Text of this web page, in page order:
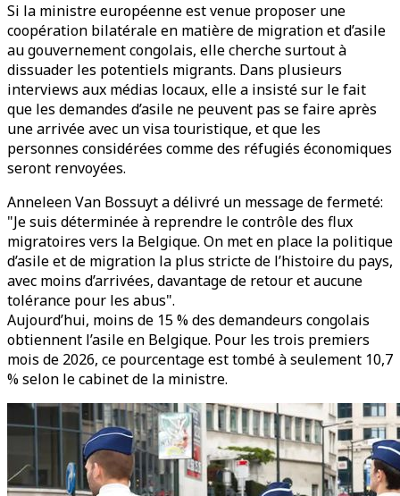
Si la ministre européenne est venue proposer une
coopération bilatérale en matière de migration et d’asile
au gouvernement congolais, elle cherche surtout à
dissuader les potentiels migrants. Dans plusieurs
interviews aux médias locaux, elle a insisté sur le fait
que les demandes d’asile ne peuvent pas se faire après
une arrivée avec un visa touristique, et que les
personnes considérées comme des réfugiés économiques
seront renvoyées.
Anneleen Van Bossuyt a délivré un message de fermeté:
"Je suis déterminée à reprendre le contrôle des flux
migratoires vers la Belgique. On met en place la politique
d’asile et de migration la plus stricte de l’histoire du pays,
avec moins d’arrivées, davantage de retour et aucune
tolérance pour les abus".
Aujourd’hui, moins de 15 % des demandeurs congolais
obtiennent l’asile en Belgique. Pour les trois premiers
mois de 2026, ce pourcentage est tombé à seulement 10,7
% selon le cabinet de la ministre.